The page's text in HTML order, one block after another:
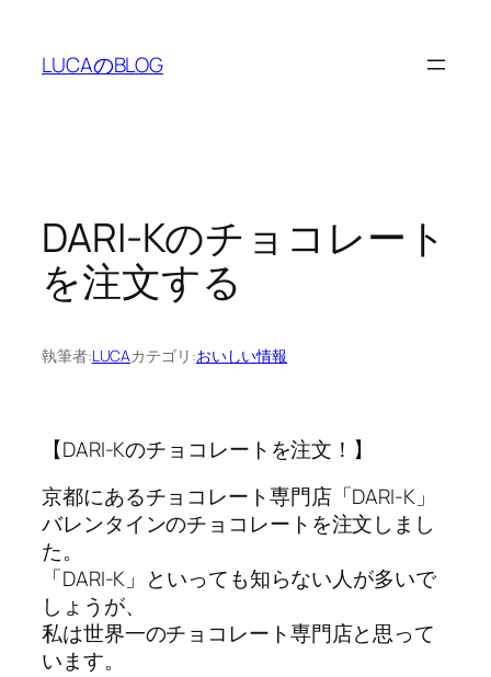
LUCAのBLOG
DARI-Kのチョコレート
を注文する
執筆者:LUCAカテゴリ:おいしい情報
【DARI-Kのチョコレートを注文！】
京都にあるチョコレート専門店「DARI-K」
バレンタインのチョコレートを注文しまし
た。
「DARI-K」といっても知らない人が多いで
しょうが、
私は世界一のチョコレート専門店と思って
います。